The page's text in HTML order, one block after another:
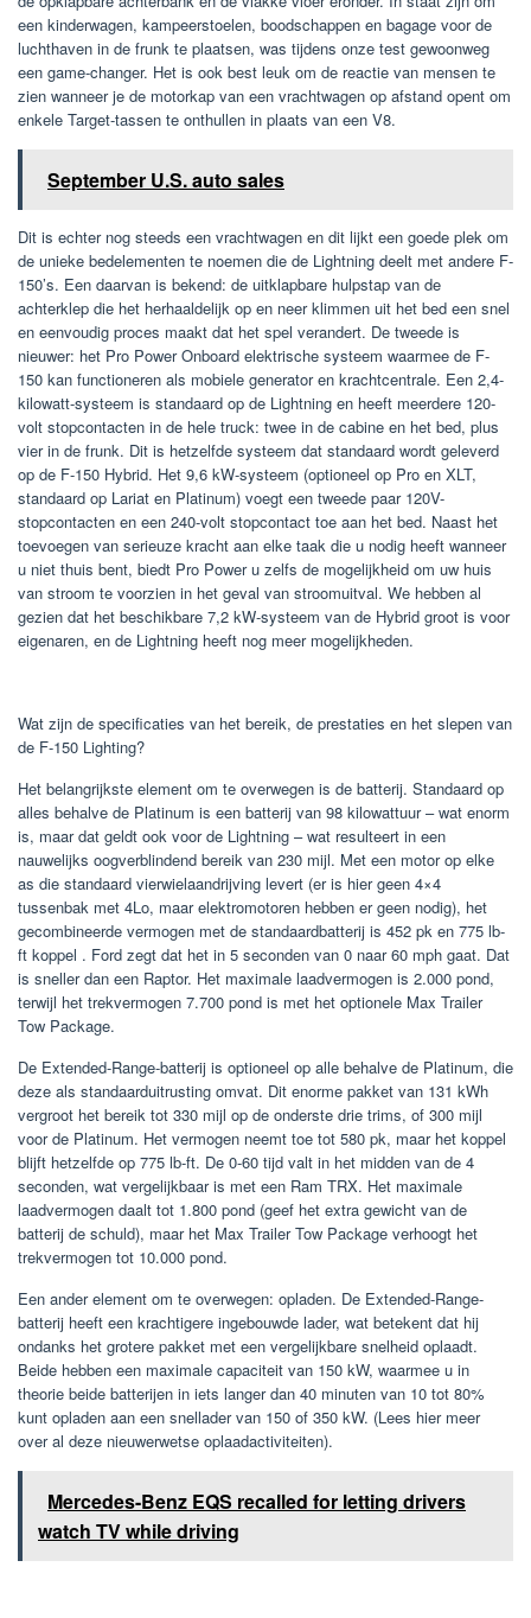
een ​​kinderwagen, kampeerstoelen, boodschappen en bagage voor de
luchthaven in de frunk te plaatsen, was tijdens onze test gewoonweg
een game-changer. Het is ook best leuk om de reactie van mensen te
zien wanneer je de motorkap van een vrachtwagen op afstand opent om
enkele Target-tassen te onthullen in plaats van een V8.
September U.S. auto sales
Dit is echter nog steeds een vrachtwagen en dit lijkt een goede plek om
de unieke bedelementen te noemen die de Lightning deelt met andere F-
150’s. Een daarvan is bekend: de uitklapbare hulpstap van de
achterklep die het herhaaldelijk op en neer klimmen uit het bed een snel
en eenvoudig proces maakt dat het spel verandert. De tweede is
nieuwer: het Pro Power Onboard elektrische systeem waarmee de F-
150 kan functioneren als mobiele generator en krachtcentrale. Een 2,4-
kilowatt-systeem is standaard op de Lightning en heeft meerdere 120-
volt stopcontacten in de hele truck: twee in de cabine en het bed, plus
vier in de frunk. Dit is hetzelfde systeem dat standaard wordt geleverd
op de F-150 Hybrid. Het 9,6 kW-systeem (optioneel op Pro en XLT,
standaard op Lariat en Platinum) voegt een tweede paar 120V-
stopcontacten en een 240-volt stopcontact toe aan het bed. Naast het
toevoegen van serieuze kracht aan elke taak die u nodig heeft wanneer
u niet thuis bent, biedt Pro Power u zelfs de mogelijkheid om uw huis
van stroom te voorzien in het geval van stroomuitval. We hebben al
gezien dat het beschikbare 7,2 kW-systeem van de Hybrid groot is voor
eigenaren, en de Lightning heeft nog meer mogelijkheden.
Wat zijn de specificaties van het bereik, de prestaties en het slepen van
de F-150 Lighting?
Het belangrijkste element om te overwegen is de batterij. Standaard op
alles behalve de Platinum is een batterij van 98 kilowattuur – wat enorm
is, maar dat geldt ook voor de Lightning – wat resulteert in een
nauwelijks oogverblindend bereik van 230 mijl. Met een motor op elke
as die standaard vierwielaandrijving levert (er is hier geen 4×4
tussenbak met 4Lo, maar elektromotoren hebben er geen nodig), het
gecombineerde vermogen met de standaardbatterij is 452 pk en 775 lb-
ft koppel . Ford zegt dat het in 5 seconden van 0 naar 60 mph gaat. Dat
is sneller dan een Raptor. Het maximale laadvermogen is 2.000 pond,
terwijl het trekvermogen 7.700 pond is met het optionele Max Trailer
Tow Package.
De Extended-Range-batterij is optioneel op alle behalve de Platinum, die
deze als standaarduitrusting omvat. Dit enorme pakket van 131 kWh
vergroot het bereik tot 330 mijl op de onderste drie trims, of 300 mijl
voor de Platinum. Het vermogen neemt toe tot 580 pk, maar het koppel
blijft hetzelfde op 775 lb-ft. De 0-60 tijd valt in het midden van de 4
seconden, wat vergelijkbaar is met een Ram TRX. Het maximale
laadvermogen daalt tot 1.800 pond (geef het extra gewicht van de
batterij de schuld), maar het Max Trailer Tow Package verhoogt het
trekvermogen tot 10.000 pond.
Een ander element om te overwegen: opladen. De Extended-Range-
batterij heeft een krachtigere ingebouwde lader, wat betekent dat hij
ondanks het grotere pakket met een vergelijkbare snelheid oplaadt.
Beide hebben een maximale capaciteit van 150 kW, waarmee u in
theorie beide batterijen in iets langer dan 40 minuten van 10 tot 80%
kunt opladen aan een snellader van 150 of 350 kW. (Lees hier meer
over al deze nieuwerwetse oplaadactiviteiten).
Mercedes-Benz EQS recalled for letting drivers
watch TV while driving